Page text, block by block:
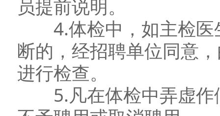
员提前说明。
4.体检中，如主检医
断的，经招聘单位同意
进行检查。
5.凡在体检中弄虚作